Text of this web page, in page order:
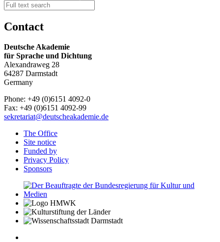
Contact
Deutsche Akademie
für Sprache und Dichtung
Alexandraweg 28
64287 Darmstadt
Germany
Phone: +49 (0)6151 4092-0
Fax: +49 (0)6151 4092-99
sekretariat@deutscheakademie.de
The Office
Site notice
Funded by
Privacy Policy
Sponsors